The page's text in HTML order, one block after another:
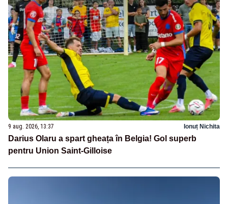
9 aug. 2026, 13:37 Ionuț Nichita
Darius Olaru a spart gheața în Belgia! Gol superb
pentru Union Saint-Gilloise